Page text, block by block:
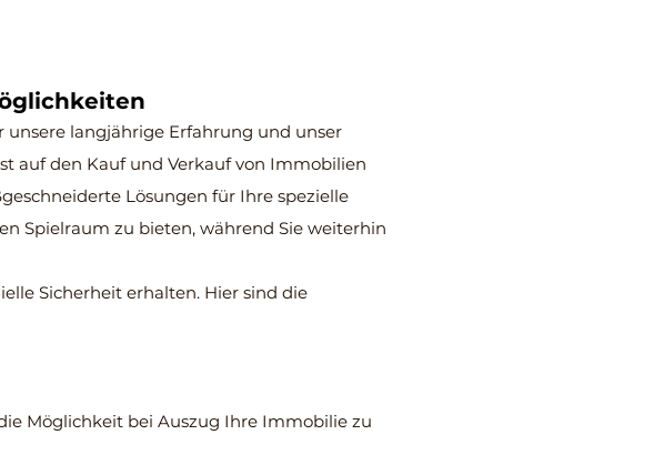
langjährige Erfahrung und unser
auf den Kauf und Verkauf von Immobilien
Lösungen für Ihre spezielle
Spielraum zu bieten, während Sie weiterhin
Sicherheit erhalten. Hier sind die
Möglichkeit bei Auszug Ihre Immobilie zu